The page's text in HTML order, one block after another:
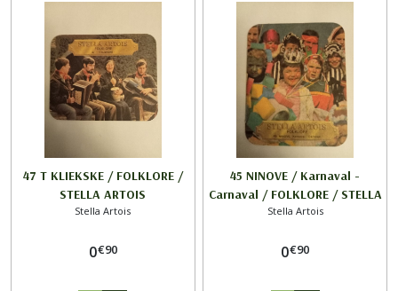
47 T KLIEKSKE / FOLKLORE /
STELLA ARTOIS
Stella Artois
0€90
45 NINOVE / Karnaval -
Carnaval / FOLKLORE / STELLA
ARTOIS
Stella Artois
0€90